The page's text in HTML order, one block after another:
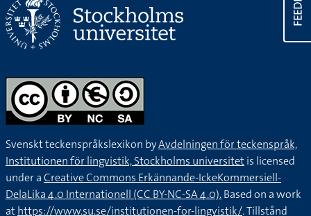
Svenskt teckenspråkslexikon byAvdelningen för teckenspråk,
Institutionen för lingvistik, Stockholms universitetis licensed
under aCreative Commons Erkännande-IckeKommersiell-
DelaLika 4.0 Internationell (CC BY-NC-SA 4.0).Based on a work
athttps://www.su.se/institutionen-for-lingvistik/. Tillstånd